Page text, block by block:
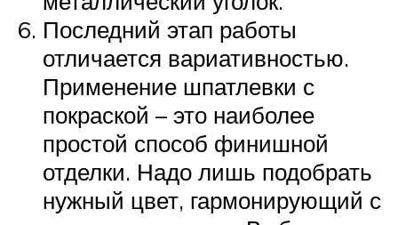
Последний этап работы
отличается вариативностью.
Применение шпатлевки с
покраской – это наиболее
простой способ финишной
отделки. Надо лишь подобрать
нужный цвет, гармонирующий с